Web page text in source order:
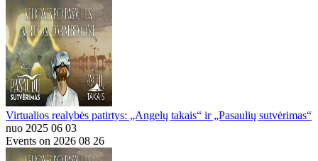
Virtualios realybės patirtys: „Angelų takais“ ir „Pasaulių sutvėrimas“
nuo 2025 06 03
Events on 2026 08 26